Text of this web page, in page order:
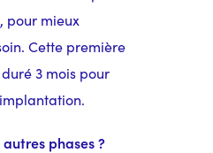
pour mieux
Cette première
3 mois pour
phases ?